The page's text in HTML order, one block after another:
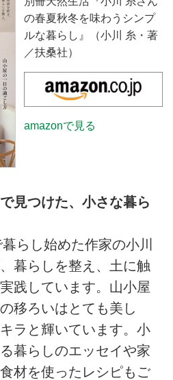
の春夏秋冬を味わうシンプ
ルな暮らし』（小川 糸・著
／扶桑社）
amazonで見る
見つけた、小さな暮ら
らし始めた作家の小川
暮らしを整え、土に触
践しています。山小屋
移ろいはとても美し
ラと輝いています。小
暮らしのエッセイや家
材を使ったレシピもご